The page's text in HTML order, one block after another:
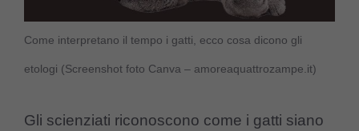
Come interpretano il tempo i gatti, ecco cosa dicono gli
etologi (Screenshot foto Canva – amoreaquattrozampe.it)
Gli scienziati riconoscono come i gatti siano